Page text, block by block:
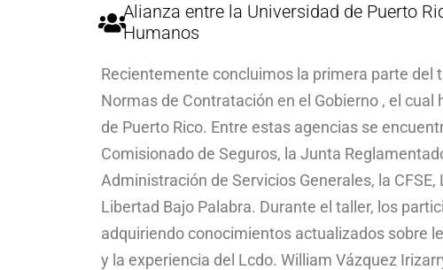
Alianza entre la Universidad de Puerto
Humanos
Recientemente concluimos la primera parte del
Normas de Contratación en el Gobierno , el
de Puerto Rico. Entre estas agencias se
Comisionado de Seguros, la Junta
Administración de Servicios Generales, la
Libertad Bajo Palabra. Durante el taller, los
adquiriendo conocimientos actualizados sobre
y la experiencia del Lcdo. William Vázquez